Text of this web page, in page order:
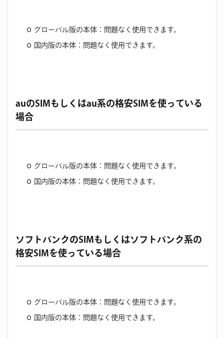
グローバル版の本体：問題なく使用できます。
国内版の本体：問題なく使用できます。
auのSIMもしくはau系の格安SIMを使っている
場合
グローバル版の本体：問題なく使用できます。
国内版の本体：問題なく使用できます。
ソフトバンクのSIMもしくはソフトバンク系の
格安SIMを使っている場合
グローバル版の本体：問題なく使用できます。
国内版の本体：問題なく使用できます。